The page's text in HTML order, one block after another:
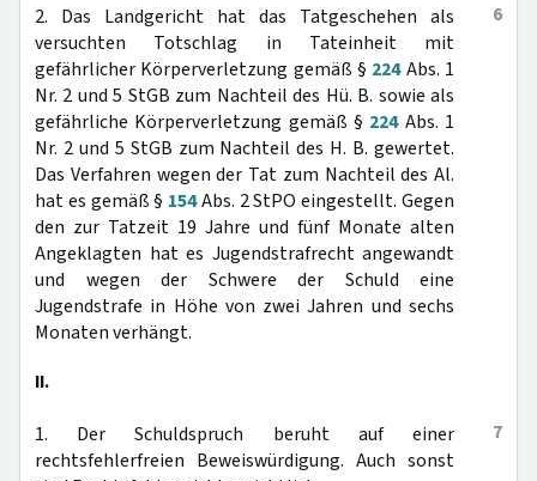
6
2. Das Landgericht hat das Tatgeschehen als
versuchten Totschlag in Tateinheit mit
gefährlicher Körperverletzung gemäß § 224Abs. 1
Nr. 2 und 5 StGB zum Nachteil des Hü. B. sowie als
gefährliche Körperverletzung gemäß § 224Abs. 1
Nr. 2 und 5 StGB zum Nachteil des H. B. gewertet.
Das Verfahren wegen der Tat zum Nachteil des Al.
hat es gemäß § 154Abs. 2 StPO eingestellt. Gegen
den zur Tatzeit 19 Jahre und fünf Monate alten
Angeklagten hat es Jugendstrafrecht angewandt
und wegen der Schwere der Schuld eine
Jugendstrafe in Höhe von zwei Jahren und sechs
Monaten verhängt.
II.
7
1. Der Schuldspruch beruht auf einer
rechtsfehlerfreien Beweiswürdigung. Auch sonst